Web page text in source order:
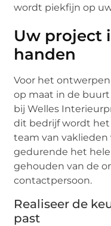
wordt piekfijn op
Uw project
handen
Voor het
op maat in de
bij Welles
dit bedrijf wordt
team van
gedurende het
gehouden van de
contactpersoon.
Realiseer de
past